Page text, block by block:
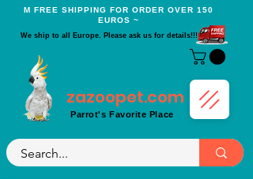
Μ FREE SHIPPING FOR ORDER OVER 150
EUROS ~
We ship to all Europe. Please ask us for details!!!
zazoopet.com
Parrot's Favorite Place